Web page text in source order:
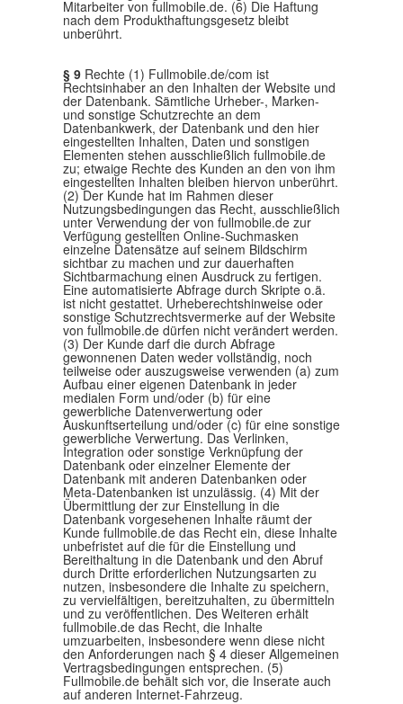
Mitarbeiter von fullmobile.de. (6) Die Haftung
nach dem Produkthaftungsgesetz bleibt
unberührt.
§ 9 Rechte (1) Fullmobile.de/com ist
Rechtsinhaber an den Inhalten der Website und
der Datenbank. Sämtliche Urheber-, Marken-
und sonstige Schutzrechte an dem
Datenbankwerk, der Datenbank und den hier
eingestellten Inhalten, Daten und sonstigen
Elementen stehen ausschließlich fullmobile.de
zu; etwaige Rechte des Kunden an den von ihm
eingestellten Inhalten bleiben hiervon unberührt.
(2) Der Kunde hat im Rahmen dieser
Nutzungsbedingungen das Recht, ausschließlich
unter Verwendung der von fullmobile.de zur
Verfügung gestellten Online-Suchmasken
einzelne Datensätze auf seinem Bildschirm
sichtbar zu machen und zur dauerhaften
Sichtbarmachung einen Ausdruck zu fertigen.
Eine automatisierte Abfrage durch Skripte o.ä.
ist nicht gestattet. Urheberechtshinweise oder
sonstige Schutzrechtsvermerke auf der Website
von fullmobile.de dürfen nicht verändert werden.
(3) Der Kunde darf die durch Abfrage
gewonnenen Daten weder vollständig, noch
teilweise oder auszugsweise verwenden (a) zum
Aufbau einer eigenen Datenbank in jeder
medialen Form und/oder (b) für eine
gewerbliche Datenverwertung oder
Auskunftserteilung und/oder (c) für eine sonstige
gewerbliche Verwertung. Das Verlinken,
Integration oder sonstige Verknüpfung der
Datenbank oder einzelner Elemente der
Datenbank mit anderen Datenbanken oder
Meta-Datenbanken ist unzulässig. (4) Mit der
Übermittlung der zur Einstellung in die
Datenbank vorgesehenen Inhalte räumt der
Kunde fullmobile.de das Recht ein, diese Inhalte
unbefristet auf die für die Einstellung und
Bereithaltung in die Datenbank und den Abruf
durch Dritte erforderlichen Nutzungsarten zu
nutzen, insbesondere die Inhalte zu speichern,
zu vervielfältigen, bereitzuhalten, zu übermitteln
und zu veröffentlichen. Des Weiteren erhält
fullmobile.de das Recht, die Inhalte
umzuarbeiten, insbesondere wenn diese nicht
den Anforderungen nach § 4 dieser Allgemeinen
Vertragsbedingungen entsprechen. (5)
Fullmobile.de behält sich vor, die Inserate auch
auf anderen Internet-Fahrzeug.